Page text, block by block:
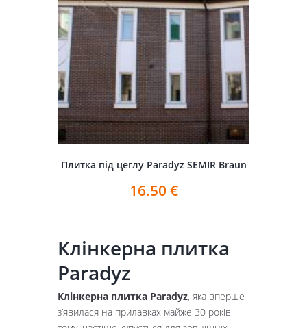
Плитка під цеглу Paradyz SEMIR Braun
16.50 €
Клінкерна плитка
Paradyz
Клінкерна плитка Paradyz, яка вперше
з’явилася на прилавках майже 30 років